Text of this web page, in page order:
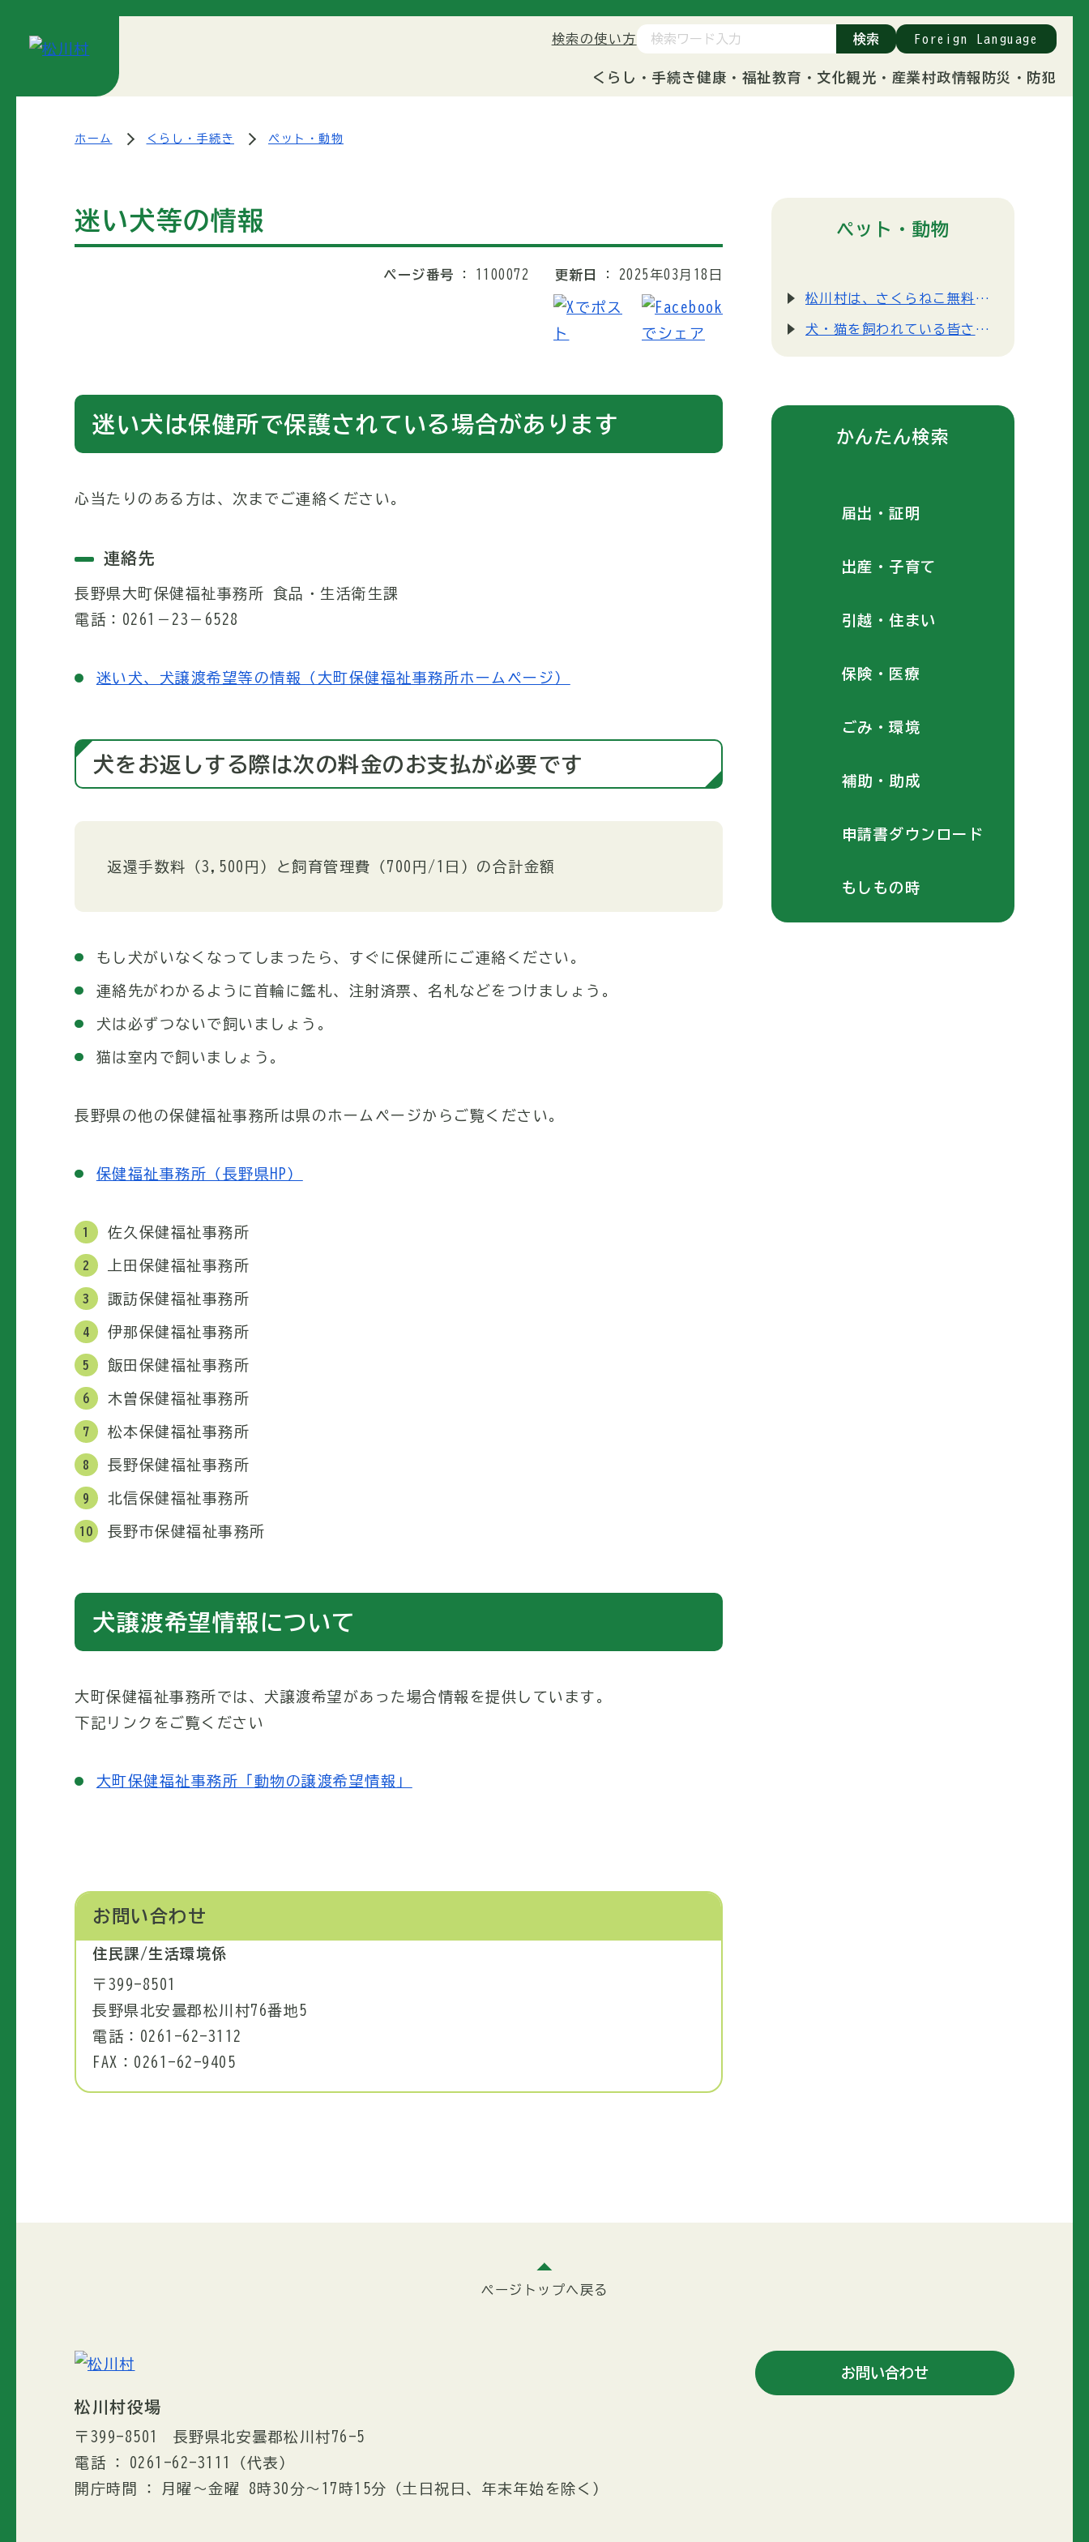
くらし・手続き健康・福祉教育・文化観光・産業村政情報 防災・防犯
検索の使い方 検索 Foreign Language
ホーム くらし・手続き ペット・動物
迷い犬等の情報
ページ番号 1100072 更新日 2025年03月18日
迷い犬は保健所で保護されている場合があります
心当たりのある方は、次までご連絡ください。
連絡先
長野県大町保健福祉事務所 食品・生活衛生課
電話：0261－23－6528
迷い犬、犬譲渡希望等の情報（大町保健福祉事務所ホームページ）
犬をお返しする際は次の料金のお支払が必要です
返還手数料（3,500円）と飼育管理費（700円/1日）の合計金額
もし犬がいなくなってしまったら、すぐに保健所にご連絡ください。
連絡先がわかるように首輪に鑑札、注射済票、名札などをつけましょう。
犬は必ずつないで飼いましょう。
猫は室内で飼いましょう。
長野県の他の保健福祉事務所は県のホームページからご覧ください。
保健福祉事務所（長野県HP）
佐久保健福祉事務所
上田保健福祉事務所
諏訪保健福祉事務所
伊那保健福祉事務所
飯田保健福祉事務所
木曽保健福祉事務所
松本保健福祉事務所
長野保健福祉事務所
北信保健福祉事務所
長野市保健福祉事務所
犬譲渡希望情報について
大町保健福祉事務所では、犬譲渡希望があった場合情報を提供しています。
下記リンクをご覧ください
大町保健福祉事務所「動物の譲渡希望情報」
お問い合わせ
住民課/生活環境係
〒399-8501
長野県北安曇郡松川村76番地5
電話：0261-62-3112
FAX：0261-62-9405
ペット・動物
松川村は、さくらねこ無料不妊手術事業に参加しています。
犬・猫を飼われている皆さんへ
かんたん検索
届出・証明
出産・子育て
引越・住まい
保険・医療
ごみ・環境
補助・助成
申請書ダウンロード
もしもの時
ページトップへ戻る
松川村役場
〒399-8501
長野県北安曇郡松川村76-5
電話
0261-62-3111
（代表）
開庁時間
月曜～金曜 8時30分〜17時15分（土日祝日、年末年始を除く）
お問い合わせ